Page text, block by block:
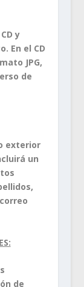
y
En el CD
JPG,
de
exterior
un
de